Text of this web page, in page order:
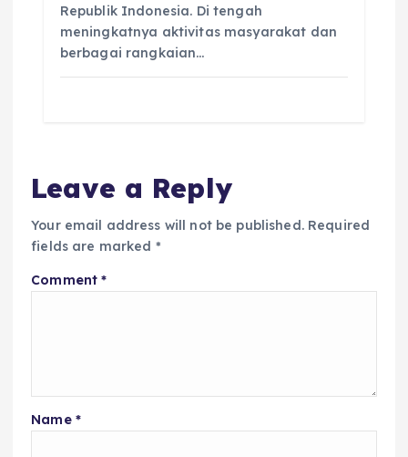
Republik Indonesia. Di tengah
meningkatnya aktivitas masyarakat dan
berbagai rangkaian…
Leave a Reply
Your email address will not be published. Required
fields are marked *
Comment*
Name *